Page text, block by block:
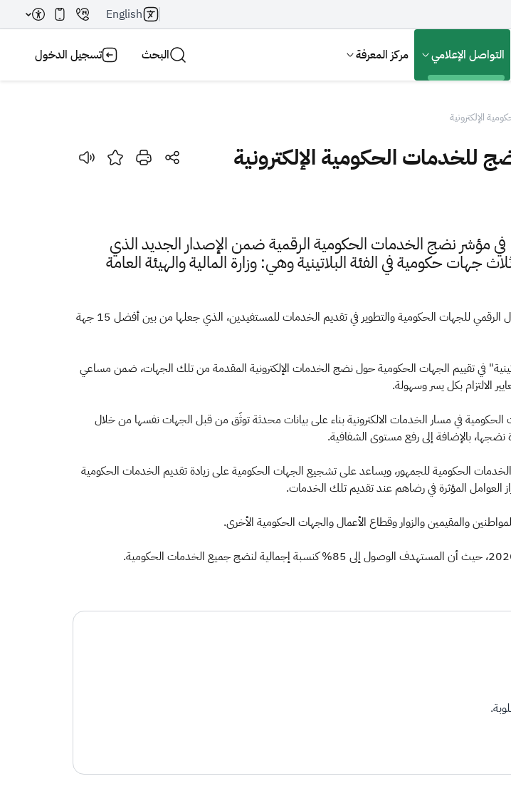
English
التواصل الإعلامي مركز المعرفة البحث تسجيل الدخول
العقارية
الإلكترونية
للخدمات الحكومية الإلكترونية
في مؤشر نضج الخدمات الحكومية الرقمية ضمن الإصدار الجديد الذي
جهات حكومية في الفئة البلاتينية وهي: وزارة المالية والهيئة العامة
وأسهمت الخدمات الإلكترونية المقدمة من قبل هيئة الزكاة والدخل في تحقيق أهداف التحول الرقمي للجهات الحكومية والتطوير في تقديم الخدمات للمستفيدين، الذي جعلها من بين أفضل 15 جهة
في تقييم الجهات الحكومية حول نضج الخدمات الإلكترونية المقدمة من تلك الجهات، ضمن مساعي
الالتزام بكل يسر وسهولة.
في مسار الخدمات الالكترونية بناء على بيانات محدثة توثَق من قبل الجهات نفسها من خلال
بالإضافة إلى رفع مستوى الشفافية.
الحكومية للجمهور، ويساعد على تشجيع الجهات الحكومية على زيادة تقديم الخدمات الحكومية
العوامل المؤثرة في رضاهم عند تقديم تلك الخدمات.
والمقيمين والزوار وقطاع الأعمال والجهات الحكومية الأخرى.